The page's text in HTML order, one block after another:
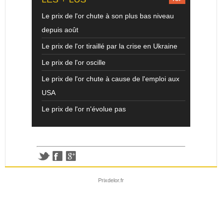
Le prix de l'or chute à son plus bas niveau
depuis août
Le prix de l'or tiraillé par la crise en Ukraine
Le prix de l'or oscille
Le prix de l'or chute à cause de l'emploi aux
USA
Le prix de l'or n'évolue pas
Prixdelor.fr